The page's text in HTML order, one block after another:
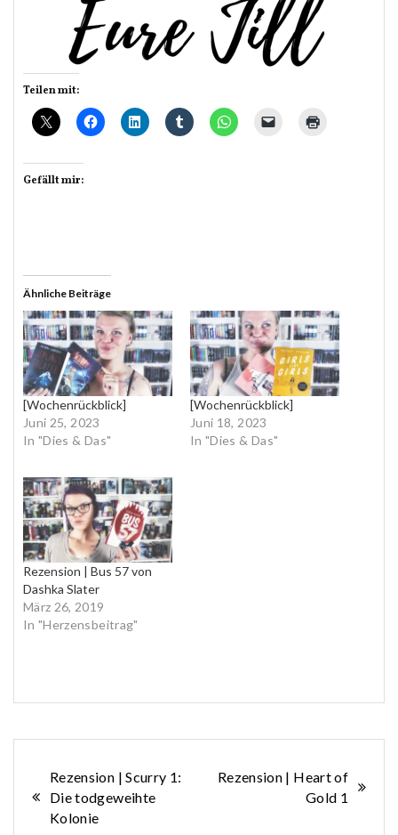
Teilen mit:
Gefällt mir:
Ähnliche Beiträge
[Wochenrückblick]
Juni 25, 2023
In "Dies & Das"
[Wochenrückblick]
Juni 18, 2023
In "Dies & Das"
Rezension | Bus 57 von
Dashka Slater
März 26, 2019
In "Herzensbeitrag"
Beitragsnavigation
Rezension | Scurry 1:
Die todgeweihte
Kolonie
Rezension | Heart of
Gold 1